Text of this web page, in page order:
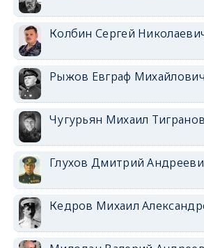
Колбин Сергей
Рыжов Евграф Михайлович
Чугурьян Михаил
Глухов Дмитрий
Кедров Михаил